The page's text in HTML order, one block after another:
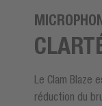
Le Clam Blaze
réduction du